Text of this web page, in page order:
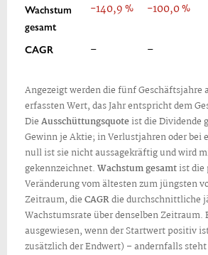
Wachstum
gesamt
-140,9 % -100,0 %
CAGR – –
Angezeigt werden die fünf Geschäftsjahre
erfassten Wert, das Jahr entspricht dem
DieAusschüttungsquoteist die Dividende
Gewinn je Aktie; in Verlustjahren oder bei
null ist sie nicht aussagekräftig und wird
gekennzeichnet.Wachstum gesamtist die
Veränderung vom ältesten zum jüngsten
Zeitraum, dieCAGRdie durchschnittliche
Wachstumsrate über denselben Zeitraum.
ausgewiesen, wenn der Startwert positiv
zusätzlich der Endwert) – andernfalls